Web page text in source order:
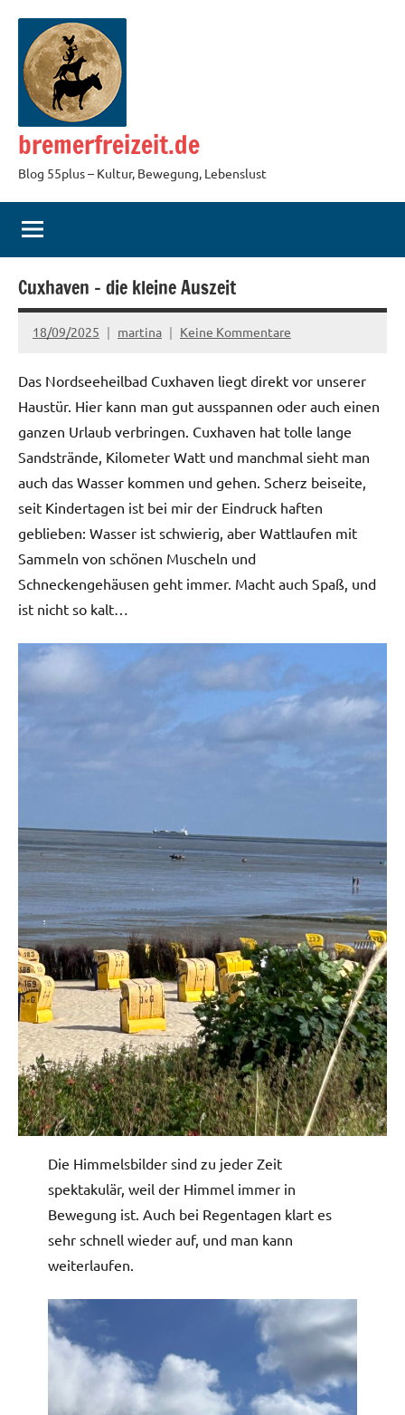
Inhalt
springen
bremerfreizeit.de
Blog 55plus – Kultur, Bewegung, Lebenslust
Cuxhaven – die kleine Auszeit
18/09/2025 martina Keine Kommentare
Das Nordseeheilbad Cuxhaven liegt direkt vor unserer
Haustür. Hier kann man gut ausspannen oder auch einen
ganzen Urlaub verbringen. Cuxhaven hat tolle lange
Sandstrände, Kilometer Watt und manchmal sieht man
auch das Wasser kommen und gehen. Scherz beiseite,
seit Kindertagen ist bei mir der Eindruck haften
geblieben: Wasser ist schwierig, aber Wattlaufen mit
Sammeln von schönen Muscheln und
Schneckengehäusen geht immer. Macht auch Spaß, und
ist nicht so kalt…
Die Himmelsbilder sind zu jeder Zeit
spektakulär, weil der Himmel immer in
Bewegung ist. Auch bei Regentagen klart es
sehr schnell wieder auf, und man kann
weiterlaufen.